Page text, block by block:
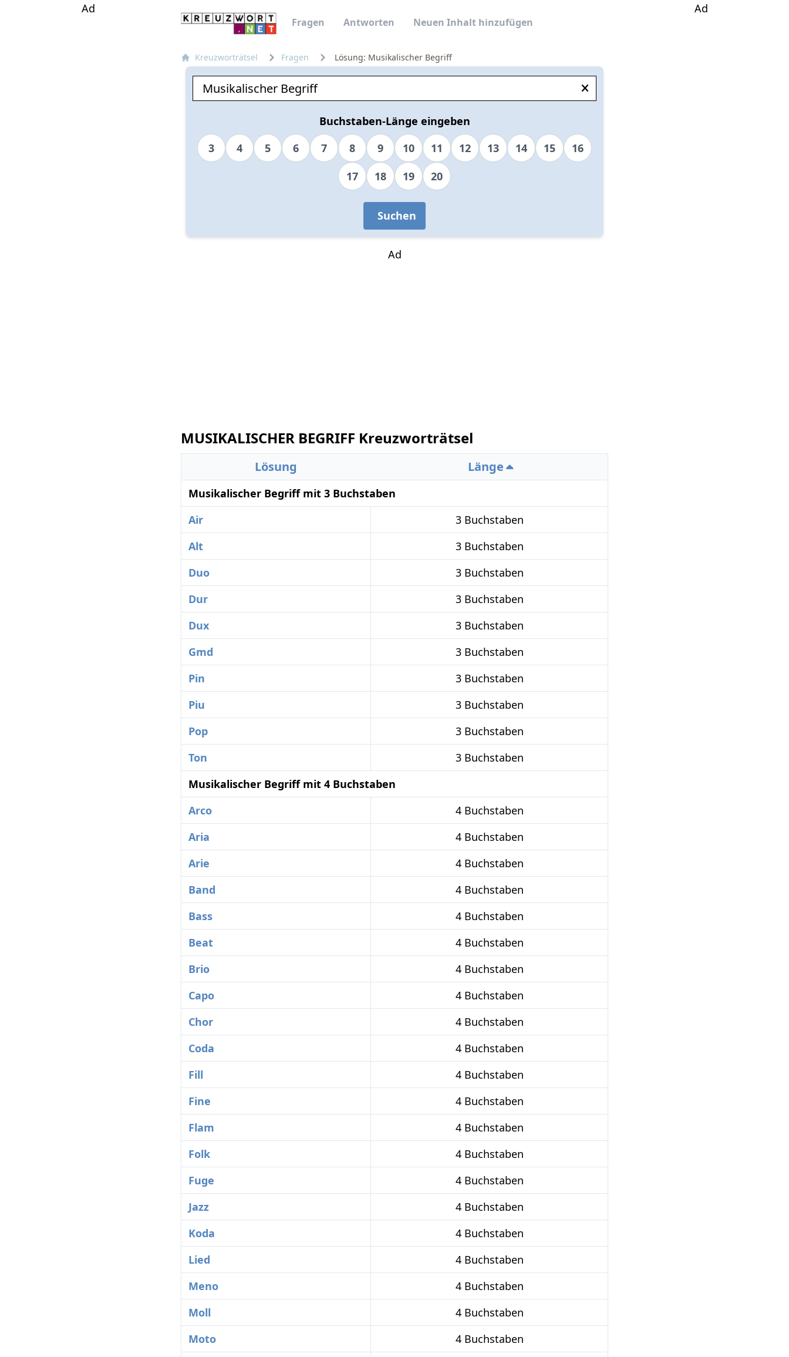
Fragen Antworten Neuen Inhalt hinzufügen
Ad Ad
Kreuzworträtsel Fragen Lösung: Musikalischer Begriff
Buchstaben-Länge eingeben
3
4 5 6 7 8 9 10 11 12 13 14 15
16
17
18 19 20
Suchen
Ad
MUSIKALISCHER BEGRIFF Kreuzworträtsel
Lösung Länge
Musikalischer Begriff mit 3 Buchstaben
Air
3 Buchstaben
Alt
3 Buchstaben
Duo
3 Buchstaben
Dur
3 Buchstaben
Dux
3 Buchstaben
Gmd
3 Buchstaben
Pin
3 Buchstaben
Piu
3 Buchstaben
Pop
3 Buchstaben
Ton
3 Buchstaben
Musikalischer Begriff mit 4 Buchstaben
Arco
4 Buchstaben
Aria
4 Buchstaben
Arie
4 Buchstaben
Band
4 Buchstaben
Bass
4 Buchstaben
Beat
4 Buchstaben
Brio
4 Buchstaben
Capo
4 Buchstaben
Chor
4 Buchstaben
Coda
4 Buchstaben
Fill
4 Buchstaben
Fine
4 Buchstaben
Flam
4 Buchstaben
Folk
4 Buchstaben
Fuge
4 Buchstaben
Jazz
4 Buchstaben
Koda
4 Buchstaben
Lied
4 Buchstaben
Meno
4 Buchstaben
Moll
4 Buchstaben
Moto
4 Buchstaben